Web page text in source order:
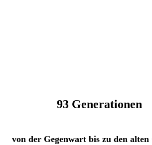
93 Generationen
von der Gegenwart bis zu den alten